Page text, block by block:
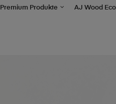
Premium Produkte AJ Wood Eco